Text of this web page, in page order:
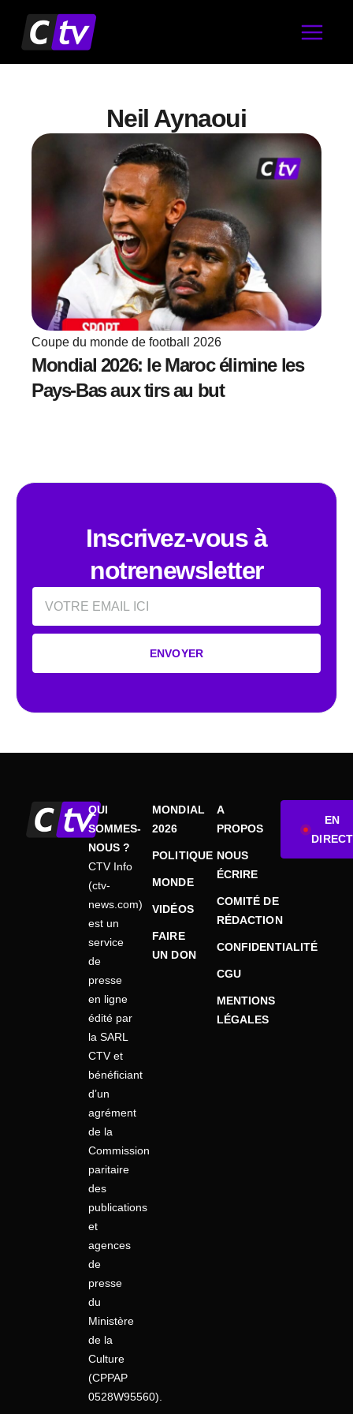
contenu
Neil Aynaoui
Coupe du monde de football 2026
Mondial 2026: le Maroc élimine les
Pays-Bas aux tirs au but
Inscrivez-vous à
notrenewsletter
Email
ENVOYER
QUI
SOMMES-
NOUS ?
CTV Info
(ctv-
news.com)
est un
service
de
presse
en ligne
édité par
la SARL
CTV et
bénéficiant
d’un
agrément
de la
Commission
paritaire
des
publications
et
agences
de
presse
du
Ministère
de la
Culture
(CPPAP
0528W95560).
MONDIAL
2026
POLITIQUE
MONDE
VIDÉOS
FAIRE
UN DON
A
PROPOS
NOUS
ÉCRIRE
COMITÉ DE
RÉDACTION
CONFIDENTIALITÉ
CGU
MENTIONS
LÉGALES
EN
DIRECT